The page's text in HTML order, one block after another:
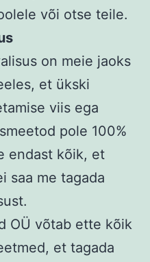
või otse teile.
on meie jaoks
et ükski
viis ega
pole 100%
endast kõik, et
saa me tagada
OÜ võtab ette kõik
et tagada